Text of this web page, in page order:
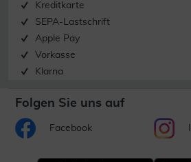
Kreditkarte
SEPA-Lastschrift
Apple Pay
Vorkasse
Klarna
Folgen Sie uns auf
Facebook